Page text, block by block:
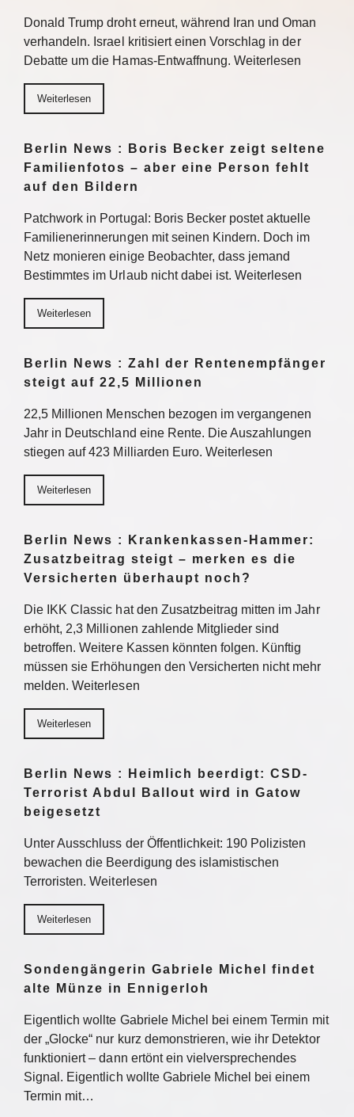
Donald Trump droht erneut, während Iran und Oman
verhandeln. Israel kritisiert einen Vorschlag in der
Debatte um die Hamas-Entwaffnung. Weiterlesen
Weiterlesen
Berlin News : Boris Becker zeigt seltene
Familienfotos – aber eine Person fehlt
auf den Bildern
Patchwork in Portugal: Boris Becker postet aktuelle
Familienerinnerungen mit seinen Kindern. Doch im
Netz monieren einige Beobachter, dass jemand
Bestimmtes im Urlaub nicht dabei ist. Weiterlesen
Weiterlesen
Berlin News : Zahl der Rentenempfänger
steigt auf 22,5 Millionen
22,5 Millionen Menschen bezogen im vergangenen
Jahr in Deutschland eine Rente. Die Auszahlungen
stiegen auf 423 Milliarden Euro. Weiterlesen
Weiterlesen
Berlin News : Krankenkassen-Hammer:
Zusatzbeitrag steigt – merken es die
Versicherten überhaupt noch?
Die IKK Classic hat den Zusatzbeitrag mitten im Jahr
erhöht, 2,3 Millionen zahlende Mitglieder sind
betroffen. Weitere Kassen könnten folgen. Künftig
müssen sie Erhöhungen den Versicherten nicht mehr
melden. Weiterlesen
Weiterlesen
Berlin News : Heimlich beerdigt: CSD-
Terrorist Abdul Ballout wird in Gatow
beigesetzt
Unter Ausschluss der Öffentlichkeit: 190 Polizisten
bewachen die Beerdigung des islamistischen
Terroristen. Weiterlesen
Weiterlesen
Sondengängerin Gabriele Michel findet
alte Münze in Ennigerloh
Eigentlich wollte Gabriele Michel bei einem Termin mit
der „Glocke“ nur kurz demonstrieren, wie ihr Detektor
funktioniert – dann ertönt ein vielversprechendes
Signal. Eigentlich wollte Gabriele Michel bei einem
Termin mit…